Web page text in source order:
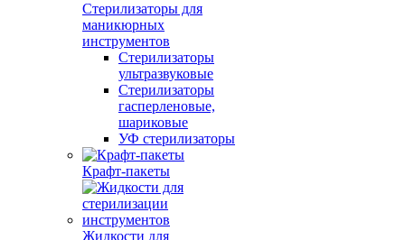
Стерилизаторы для
маникюрных
инструментов
Стерилизаторы
ультразвуковые
Стерилизаторы
гасперленовые,
шариковые
УФ стерилизаторы
Крафт-пакеты
Жидкости для